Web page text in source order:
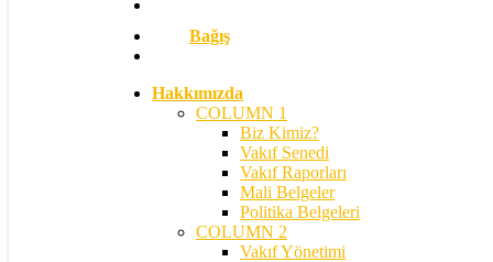
Bağış
Hakkımızda
COLUMN 1
Biz Kimiz?
Vakıf Senedi
Vakıf Raporları
Mali Belgeler
Politika Belgeleri
COLUMN 2
Vakıf Yönetimi